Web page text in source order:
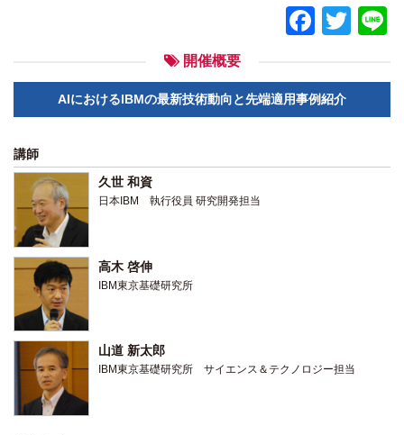
関係機関との連携
開催概要
AIにおけるIBMの最新技術動向と先端適用事例紹介
講師
久世 和資
日本IBM 執行役員 研究開発担当
高木 啓伸
IBM東京基礎研究所
山道 新太郎
IBM東京基礎研究所 サイエンス＆テクノロジー担当